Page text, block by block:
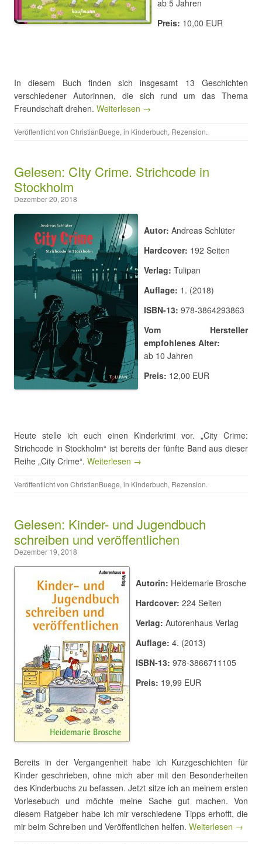
ab 5 Jahren
Preis: 10,00 EUR
In diesem Buch finden sich insgesamt 13 Geschichten
verschiedener Autorinnen, die sich rund um das Thema
Freundschaft drehen. Weiterlesen →
Veröffentlicht von ChristianBuege, in Kinderbuch, Rezension.
Gelesen: CIty Crime. Strichcode in
Stockholm
Dezember 20, 2018
Autor: Andreas Schlüter
Hardcover: 192 Seiten
Verlag: Tulipan
Auflage: 1. (2018)
ISBN-13: 978-3864293863
Vom Hersteller
empfohlenes Alter:
ab 10 Jahren
Preis: 12,00 EUR
Heute stelle ich euch einen Kinderkrimi vor. „City Crime:
Strichcode in Stockholm“ ist bereits der fünfte Band aus dieser
Reihe „City Crime“. Weiterlesen →
Veröffentlicht von ChristianBuege, in Kinderbuch, Rezension.
Gelesen: Kinder- und Jugendbuch
schreiben und veröffentlichen
Dezember 19, 2018
Autorin: Heidemarie Brosche
Hardcover: 224 Seiten
Verlag: Autorenhaus Verlag
Auflage: 4. (2013)
ISBN-13: 978-3866711105
Preis: 19,99 EUR
Bereits in der Vergangenheit habe ich Kurzgeschichten für
Kinder geschrieben, ohne mich aber mit den Besonderheiten
des Kinderbuchs zu befassen. Jetzt sitze ich an meinem ersten
Vorlesebuch und möchte meine Sache gut machen. Von
diesem Ratgeber habe ich mir verschiedene Tipps erhofft, die
mir beim Schreiben und Veröffentlichen helfen. Weiterlesen →